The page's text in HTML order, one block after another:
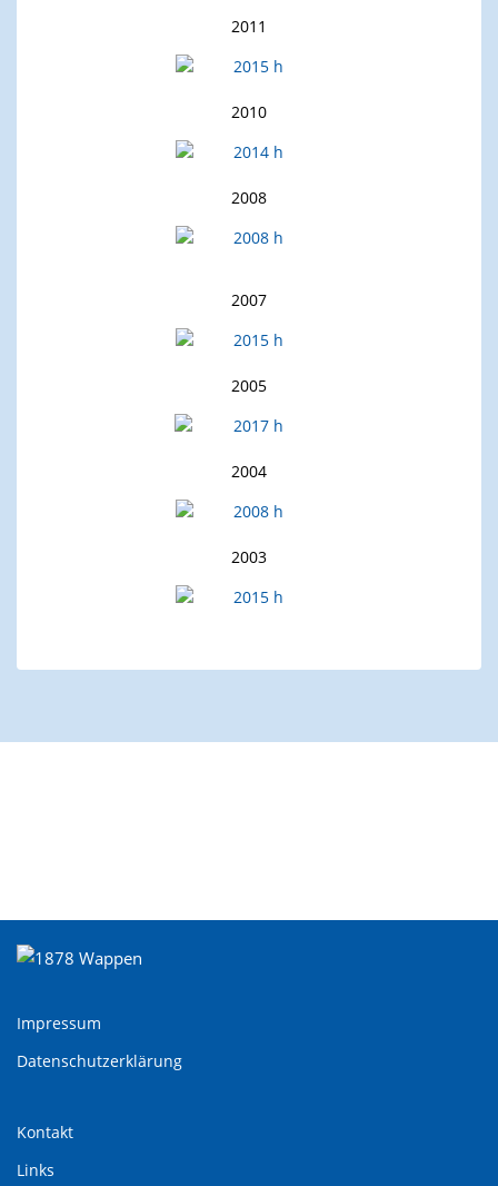
2011
2010
2008
2007
2005
2004
2003
Impressum
Daten­schutz­erklärung
Kontakt
Links